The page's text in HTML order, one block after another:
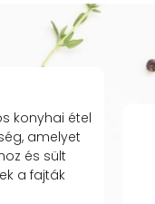
konyhai étel
amelyet
és sült
a fajták